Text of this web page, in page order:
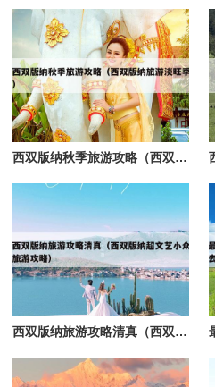
西双版纳秋季旅游攻略（西双版纳旅游淡旺季）
西双版纳旅游攻略清真（西双版纳超文艺小众旅游攻略）